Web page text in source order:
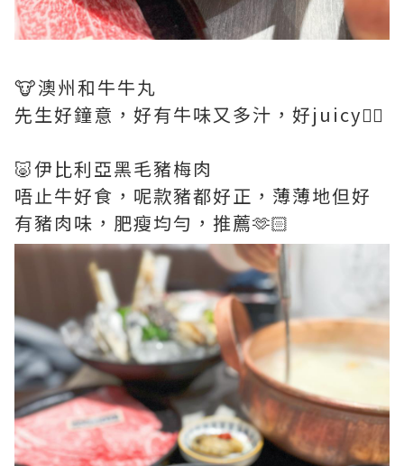
🐮澳州和牛牛丸
先生好鐘意，好有牛味又多汁，好juicy👍🏻
🐷伊比利亞黑毛豬梅肉
唔止牛好食，呢款豬都好正，薄薄地但好
有豬肉味，肥瘦均勻，推薦🫶🏻